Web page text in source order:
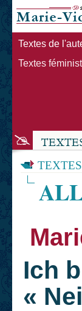
Textes de
Textes
Ich
«